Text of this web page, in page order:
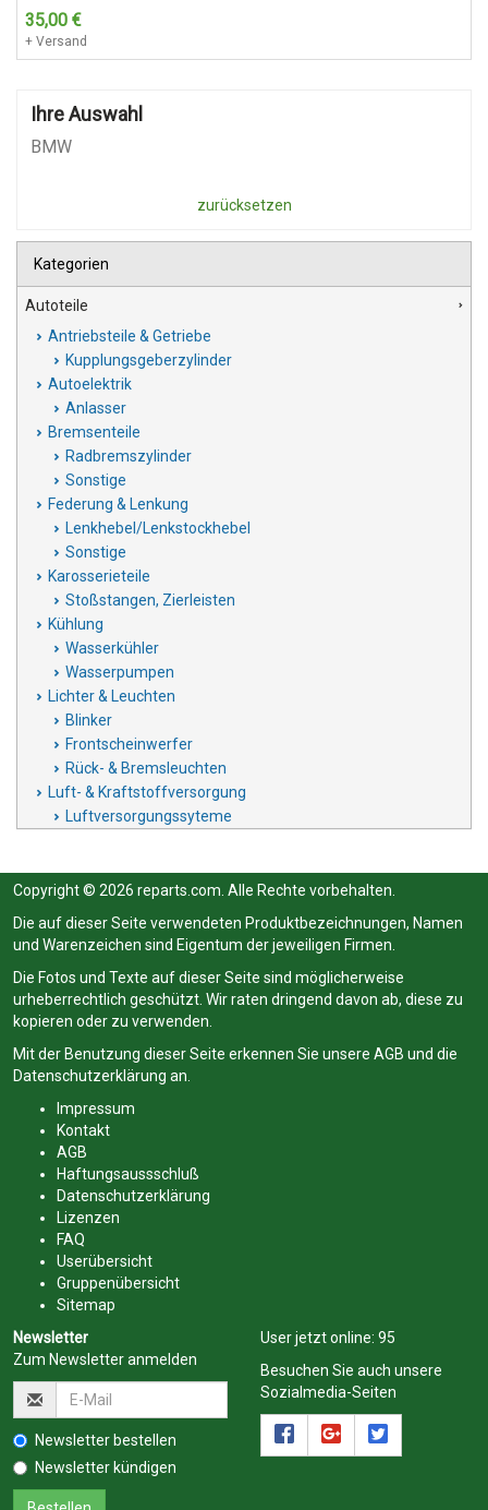
35,00 €
+ Versand
Ihre Auswahl
BMW
zurücksetzen
Kategorien
Autoteile
Antriebsteile & Getriebe
Kupplungsgeberzylinder
Autoelektrik
Anlasser
Bremsenteile
Radbremszylinder
Sonstige
Federung & Lenkung
Lenkhebel/Lenkstockhebel
Sonstige
Karosserieteile
Stoßstangen, Zierleisten
Kühlung
Wasserkühler
Wasserpumpen
Lichter & Leuchten
Blinker
Frontscheinwerfer
Rück- & Bremsleuchten
Luft- & Kraftstoffversorgung
Luftversorgungssyteme
Copyright © 2026 reparts.com. Alle Rechte vorbehalten.
Die auf dieser Seite verwendeten Produktbezeichnungen, Namen
und Warenzeichen sind Eigentum der jeweiligen Firmen.
Die Fotos und Texte auf dieser Seite sind möglicherweise
urheberrechtlich geschützt. Wir raten dringend davon ab, diese zu
kopieren oder zu verwenden.
Mit der Benutzung dieser Seite erkennen Sie unsere AGB und die
Datenschutzerklärung an.
Impressum
Kontakt
AGB
Haftungsaussschluß
Datenschutzerklärung
Lizenzen
FAQ
Userübersicht
Gruppenübersicht
Sitemap
Newsletter
Zum Newsletter anmelden
Newsletter bestellen
Newsletter kündigen
User jetzt online: 95
Besuchen Sie auch unsere
Sozialmedia-Seiten